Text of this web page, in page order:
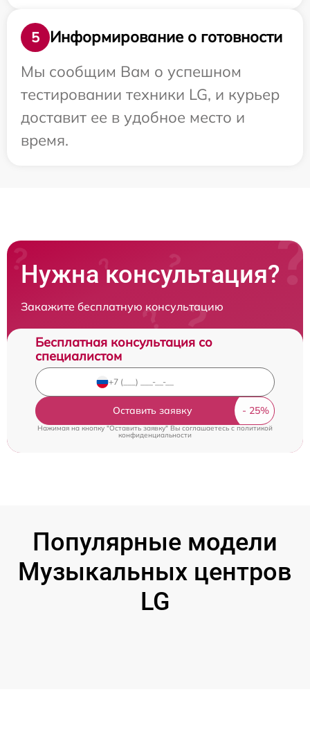
5
Информирование о готовности
Мы сообщим Вам о успешном
тестировании техники LG, и курьер
доставит ее в удобное место и
время.
Нужна консультация?
Закажите бесплатную консультацию
Бесплатная консультация со
специалистом
Оставить заявку
Нажимая на кнопку "Оставить заявку" Вы соглашаетесь cполитикой
конфиденциальности
Популярные модели
Музыкальных центров
LG